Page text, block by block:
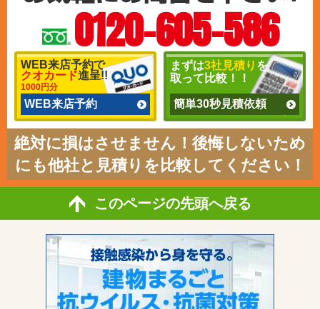
0120-605-586
WEB来店予約で
クオカード進呈!!
1000円分
WEB来店予約
まずは3社見積り を
取って比較！！
簡単30秒見積依頼
絶対に損はさせません！後悔しないため
にも他社と見積りを比較してください！
このページの先頭へ戻る